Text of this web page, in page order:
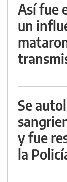
Así fue
un
Se
y fue
la